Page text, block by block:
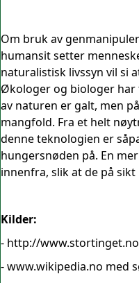
Om bruk av
humansit setter
naturalistisk livssyn vil si
Økologer og biologer har
av naturen er galt, men
mangfold. Fra et helt
denne teknologien er
hungersnøden på. En
innenfra, slik at de på
Kilder:
- http://
-www.wikipedia.no med